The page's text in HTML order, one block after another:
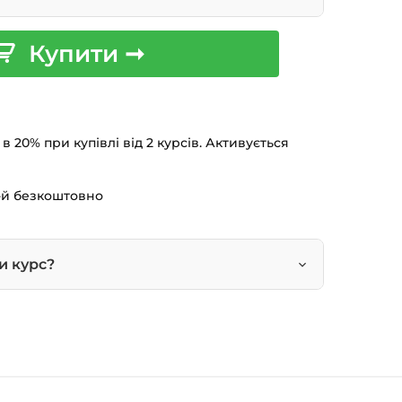
та анімації.
про закінчення
Купити ➞
при купівлі від 2 курсів. Активується
безкоштовно
курс?